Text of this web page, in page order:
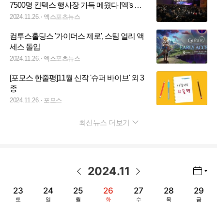
7500명 킨텍스 행사장 가득 메웠다 [엑's 이
슈]
2024.11.26. 엑스포츠뉴스
컴투스홀딩스 '가이더스 제로', 스팀 얼리 액
세스 돌입
2024.11.26. 엑스포츠뉴스
[포모스 한줄평]11월 신작 '슈퍼 바이브' 외 3
종
2024.11.26. 포모스
최신뉴스 더보기
2024.11
23
토
24
일
25
월
26
화
27
수
28
목
29
금